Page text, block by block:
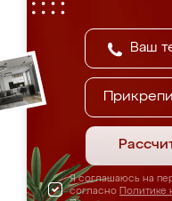
Я соглашаюсь на
согласно Политике